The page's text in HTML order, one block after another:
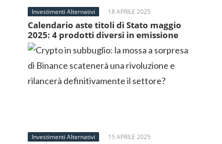
Investimenti Alternativi 18 APRILE 2025
Calendario aste titoli di Stato maggio
2025: 4 prodotti diversi in emissione
Investimenti Alternativi 15 APRILE 2025